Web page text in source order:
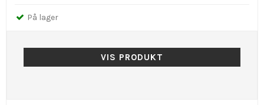
På lager
VIS PRODUKT